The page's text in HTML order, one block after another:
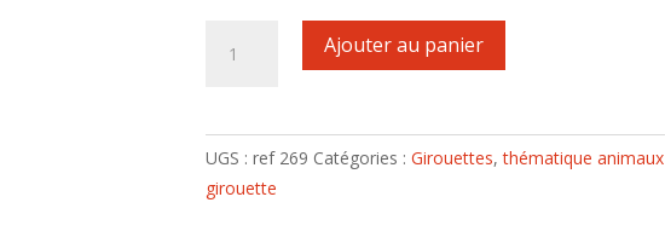
Tombereau
cheval
Ajouter au panier
UGS :ref 269 Catégories :Girouettes,thématique animaux
girouette